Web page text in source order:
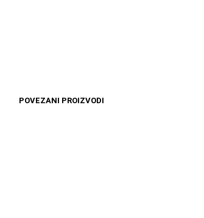
POVEZANI PROIZVODI